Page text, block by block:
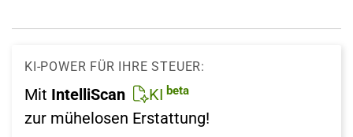
KI-POWER FÜR IHRE STEUER:
Mit IntelliScan KI beta
zur mühelosen Erstattung!